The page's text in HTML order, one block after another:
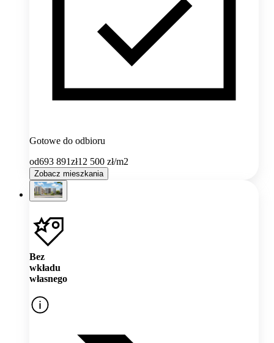
Gotowe do odbioru
od693 891zł12 500 zł/m2
Zobacz mieszkania
Bez
wkładu
własnego